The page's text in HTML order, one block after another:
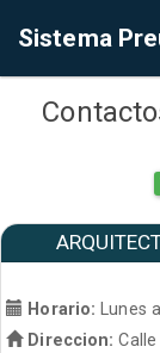
Sistema
Horario:
Lunes
Direccion: